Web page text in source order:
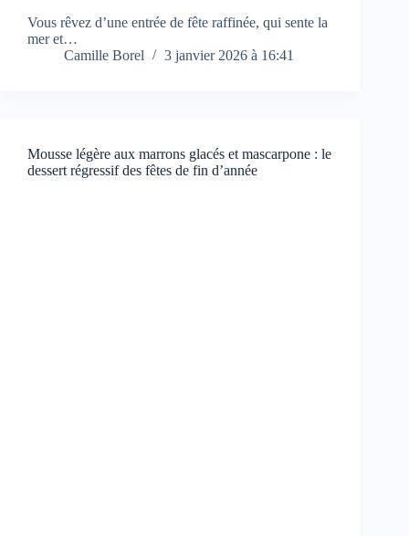
Vous rêvez d’une entrée de fête raffinée, qui sente la
mer et…
Camille Borel
3 janvier 2026 à 16:41
Mousse légère aux marrons glacés et mascarpone : le
dessert régressif des fêtes de fin d’année